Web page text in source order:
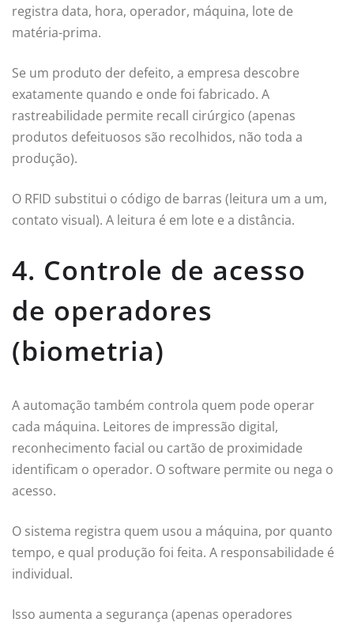
registra data, hora, operador, máquina, lote de
matéria-prima.
Se um produto der defeito, a empresa descobre
exatamente quando e onde foi fabricado. A
rastreabilidade permite recall cirúrgico (apenas
produtos defeituosos são recolhidos, não toda a
produção).
O RFID substitui o código de barras (leitura um a um,
contato visual). A leitura é em lote e a distância.
4. Controle de acesso
de operadores
(biometria)
A automação também controla quem pode operar
cada máquina. Leitores de impressão digital,
reconhecimento facial ou cartão de proximidade
identificam o operador. O software permite ou nega o
acesso.
O sistema registra quem usou a máquina, por quanto
tempo, e qual produção foi feita. A responsabilidade é
individual.
Isso aumenta a segurança (apenas operadores